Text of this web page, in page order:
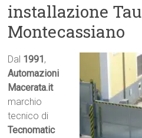
installazione Tau
Montecassiano
Dal 1991 ,
Automazioni
Macerata.it
marchio
tecnico di
Tecnomatic